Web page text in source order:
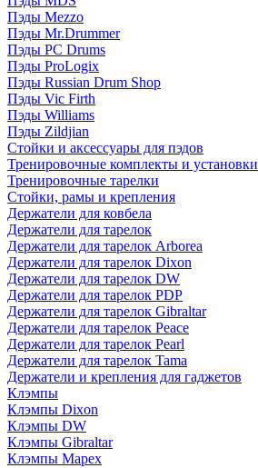
Пэды Mezzo
Пэды Mr.Drummer
Пэды PC Drums
Пэды ProLogix
Пэды Russian Drum Shop
Пэды Vic Firth
Пэды Williams
Пэды Zildjian
Стойки и аксессуары для пэдов
Тренировочные комплекты и установки
Тренировочные тарелки
Стойки, рамы и крепления
Держатели для ковбела
Держатели для тарелок
Держатели для тарелок Arborea
Держатели для тарелок Dixon
Держатели для тарелок DW
Держатели для тарелок PDP
Держатели для тарелок Gibraltar
Держатели для тарелок Peace
Держатели для тарелок Pearl
Держатели для тарелок Tama
Держатели и крепления для гаджетов
Клэмпы
Клэмпы Dixon
Клэмпы DW
Клэмпы Gibraltar
Клэмпы Mapex